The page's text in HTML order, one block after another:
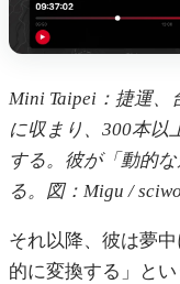
Mini Taipei：捷運
に収まり、300本以
する。彼が「動的
る。図：Migu /
それ以降、彼は夢
的に変換する」と